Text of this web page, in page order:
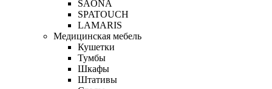
SAONA
SPATOUCH
LAMARIS
Медицинская мебель
Кушетки
Тумбы
Шкафы
Штативы